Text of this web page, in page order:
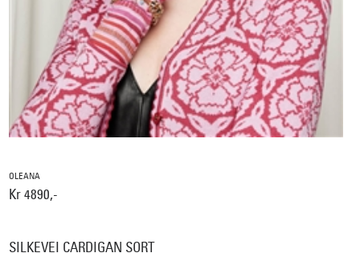
OLEANA
Kr 4890,-
SILKEVEI CARDIGAN SORT